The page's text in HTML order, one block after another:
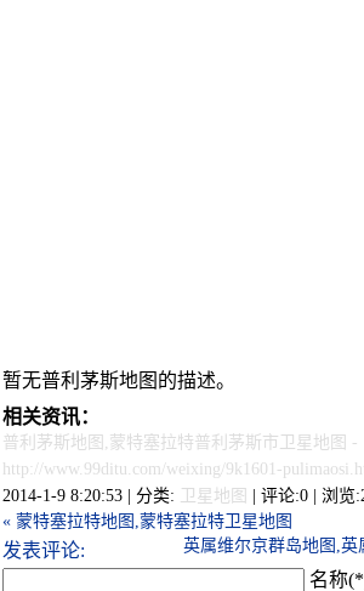
暂无普利茅斯地图的描述。
相关资讯：
普利茅斯地图,蒙特塞拉特普利茅斯市卫星地图 -
http://www.99ditu.com/weixing/9k1601-
2014-1-9 8:20:53 | 分类:
卫星地图 | 评论:0 | 浏览:
« 蒙特塞拉特地图,蒙特塞拉特卫星地图
英属维尔京群岛地图,
发表评论:
名称